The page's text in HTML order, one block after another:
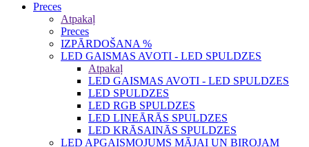
Preces
Atpakaļ
Preces
IZPĀRDOŠANA %
LED GAISMAS AVOTI - LED SPULDZES
Atpakaļ
LED GAISMAS AVOTI - LED SPULDZES
LED SPULDZES
LED RGB SPULDZES
LED LINEĀRĀS SPULDZES
LED KRĀSAINĀS SPULDZES
LED APGAISMOJUMS MĀJAI UN BIROJAM